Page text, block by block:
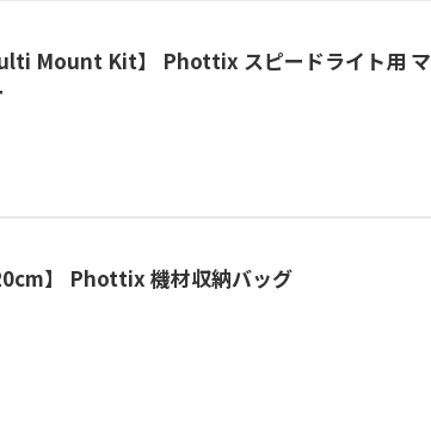
Mount Kit】 Phottix スピードライト用
】 Phottix 機材収納バッグ